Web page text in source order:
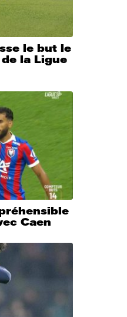
le but le
la Ligue
Caen